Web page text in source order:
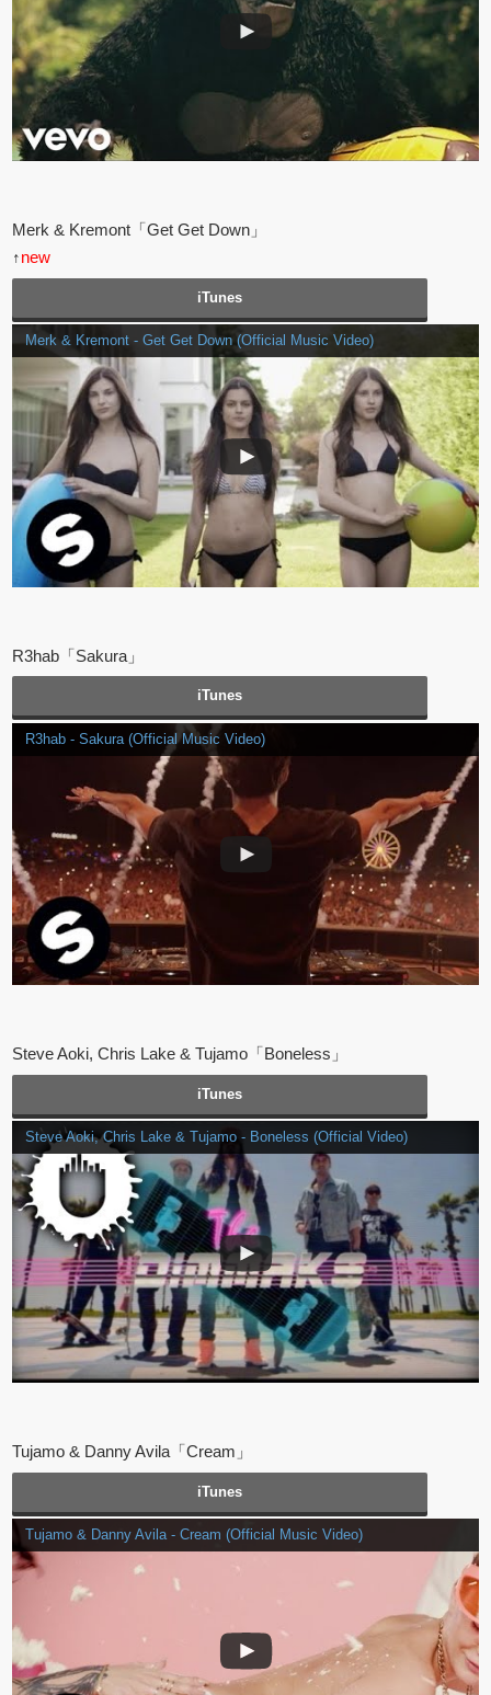
Merk & Kremont「Get Get Down」
↑new
iTunes
Merk & Kremont - Get Get Down (Official Music Video)
R3hab「Sakura」
iTunes
R3hab - Sakura (Official Music Video)
Steve Aoki, Chris Lake & Tujamo「Boneless」
iTunes
Steve Aoki, Chris Lake & Tujamo - Boneless (Official Video)
Tujamo & Danny Avila「Cream」
iTunes
Tujamo & Danny Avila - Cream (Official Music Video)